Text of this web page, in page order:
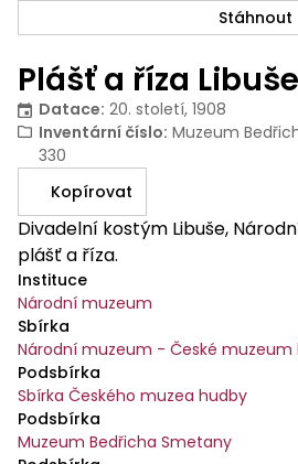
Plášť a říza Libuše
Datace: 20. století, 1908
Inventární číslo: Muzeum
330
Kopírovat
Divadelní kostým Libuše,
plášť a říza.
Instituce
Národní muzeum
Sbírka
Národní muzeum - České muzeum
Podsbírka
Sbírka Českého muzea hudby
Podsbírka
Muzeum Bedřicha Smetany
Stáhnout